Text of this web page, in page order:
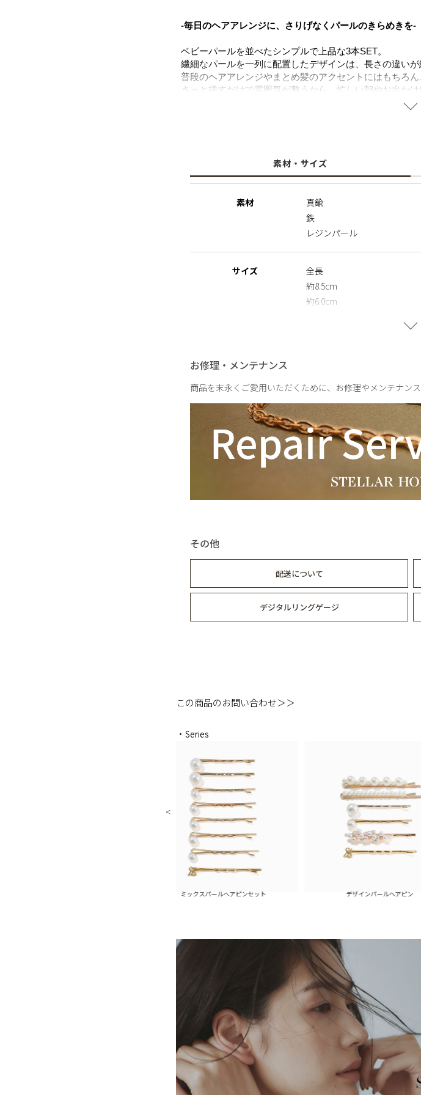
-毎日のヘアアレンジに、さりげなくパールのきらめきを-
ベビーパールを並べたシンプルで上品な3本SET。
繊細なパールを一列に配置したデザインは、長さの違い
普段のヘアアレンジやまとめ髪のアクセントにはもちろ
さっと挿すだけで雰囲気が整うから、忙しい朝やお出かけ
どんな髪型にも合わせやすく、ギフトにも喜ばれるアイテ
素材・サイズ
素材
真鍮
鉄
レジンパール
サイズ
全長
約8.5cm
約6.0cm
お修理・メンテナンス
商品を末永くご愛用いただくために、お修理やメンテナン
その他
配送について
デジタルリングゲージ
この商品のお問い合わせ＞＞
・Series
ミックスパールヘアピンセット デザインパールヘアピン